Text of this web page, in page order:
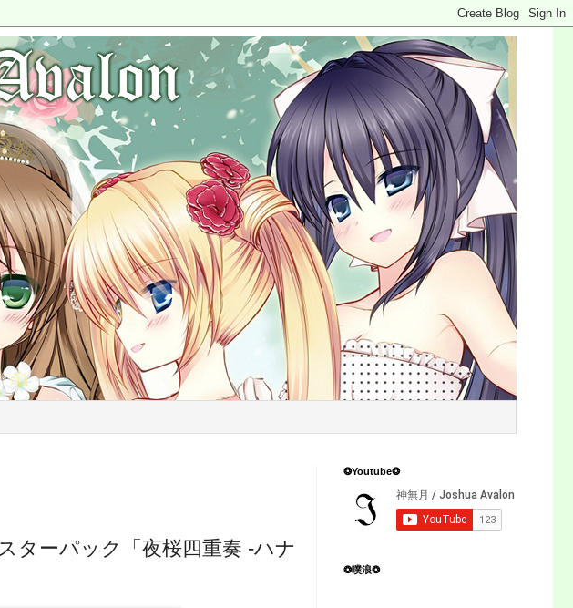
ターパック「夜桜四重奏 -ハナ
❂Youtube❂
❂噗浪❂